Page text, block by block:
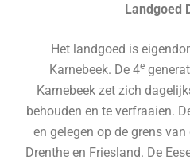
Landgoed
Het landgoed is
Karnebeek. De 4e
Karnebeek zet zich
behouden en te verfraaien.
en gelegen op de grens
Drenthe en Friesland. De